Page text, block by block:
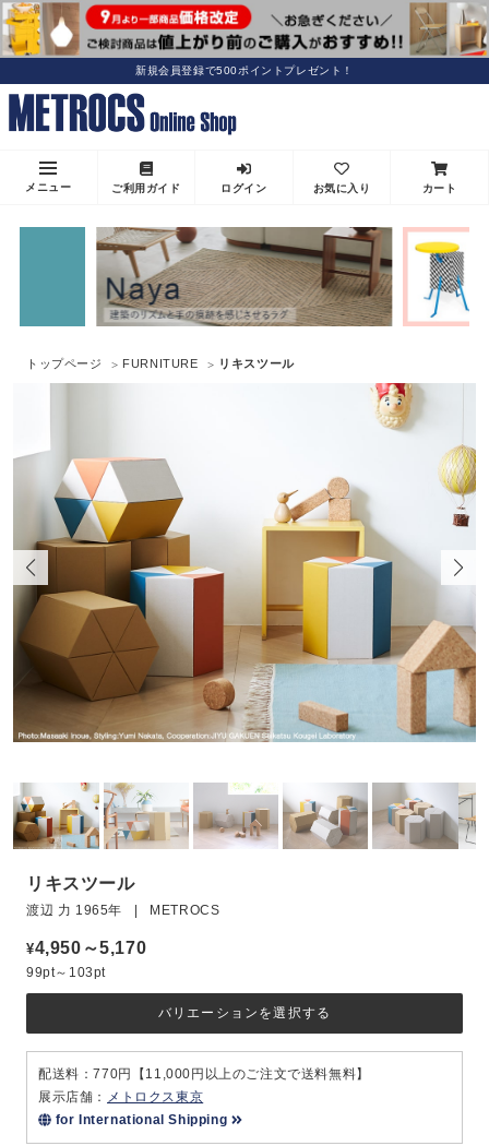
新規会員登録で500ポイントプレゼント！
メニュー ご利用ガイド ログイン お気に入り カート
トップページ FURNITURE リキスツール
リキスツール
渡辺 力 1965年 | METROCS
¥4,950～5,170
99pt～103pt
バリエーションを選択する
配送料：770円【11,000円以上のご注文で送料無料】
展示店舗： メトロクス東京
for International Shipping